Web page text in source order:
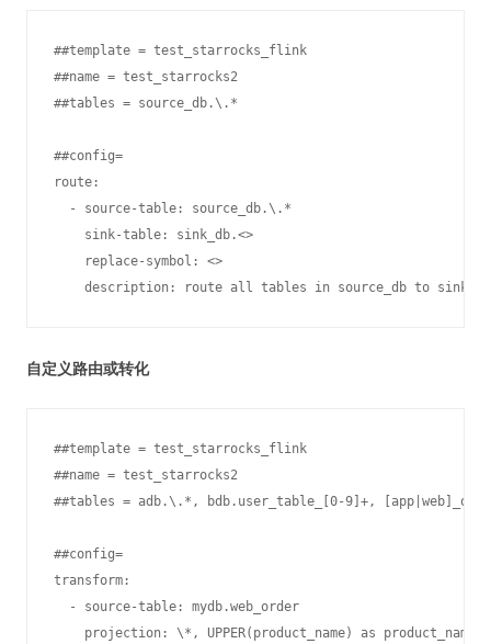
##template = test_starrocks_flink
##name = test_starrocks2
##tables = source_db.\.*
##config=
route:
  - source-table: source_db.\.*
    sink-table: sink_db.<>
    replace-symbol: <>
    description: route all tables in source_db to sink_db
自定义路由或转化
##template = test_starrocks_flink
##name = test_starrocks2
##tables = adb.\.*, bdb.user_table_[0-9]+,
##config=
transform:
  - source-table: mydb.web_order
    projection: \*, UPPER(product_name) as product_name